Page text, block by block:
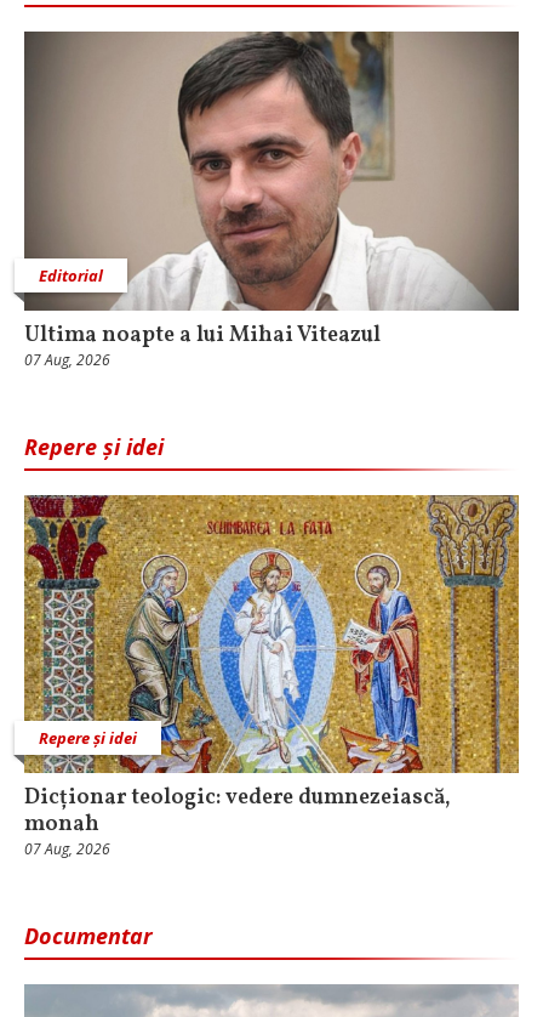
Editorial
Ultima noapte a lui Mihai Viteazul
07 Aug, 2026
Repere și idei
Repere și idei
Dicționar teologic: vedere dumnezeiască,
monah
07 Aug, 2026
Documentar